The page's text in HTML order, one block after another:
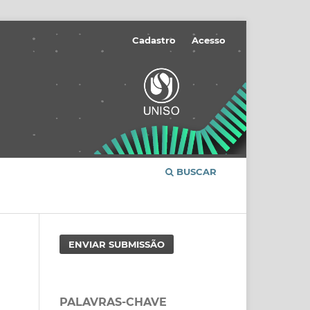
BUSCAR
Cadastro Acesso
ENVIAR SUBMISSÃO
PALAVRAS-CHAVE